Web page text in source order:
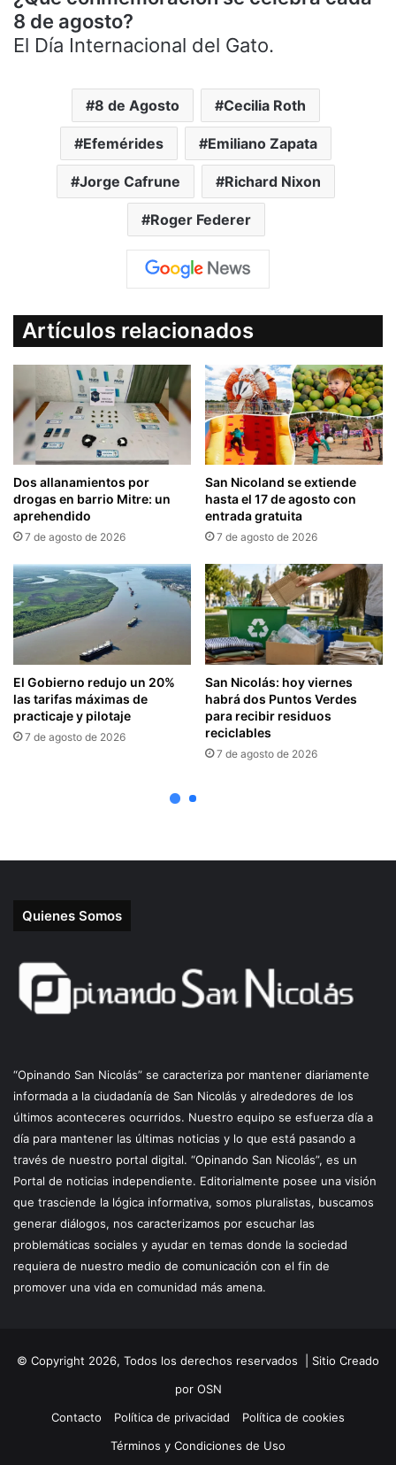
Quienes Somos
“Opinando San Nicolás” se caracteriza por mantener diariamente
informada a la ciudadanía de San Nicolás y alrededores de los
últimos aconteceres ocurridos. Nuestro equipo se esfuerza día a
día para mantener las últimas noticias y lo que está pasando a
través de nuestro portal digital. “Opinando San Nicolás”, es un
Portal de noticias independiente. Editorialmente posee una visión
que trasciende la lógica informativa, somos pluralistas, buscamos
generar diálogos, nos caracterizamos por escuchar las
problemáticas sociales y ayudar en temas donde la sociedad
requiera de nuestro medio de comunicación con el fin de
promover una vida en comunidad más amena.
© Copyright 2026, Todos los derechos reservados | Sitio Creado
por OSN
Contacto
Política de privacidad
Política de cookies
Términos y Condiciones de Uso